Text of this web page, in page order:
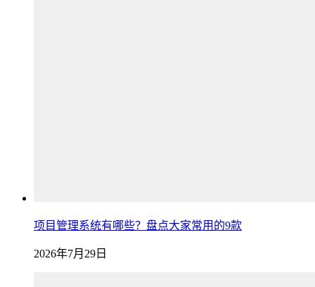
项目管理系统有哪些？盘点大家常用的9款
2026年7月29日